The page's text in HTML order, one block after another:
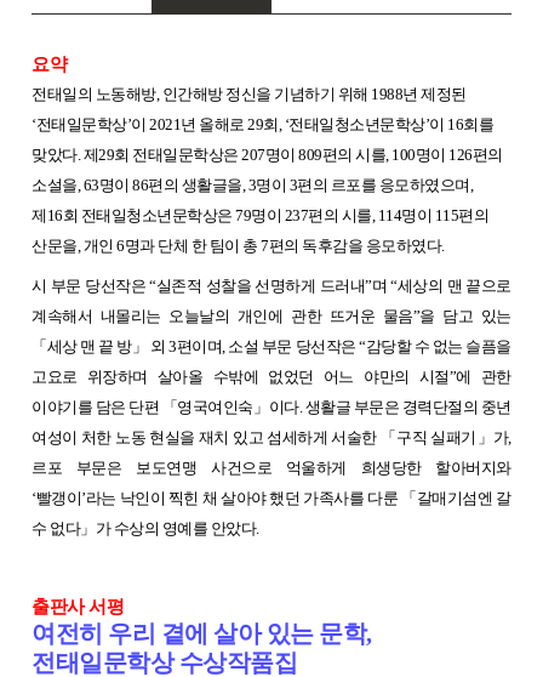
요약
전태일의 노동해방, 인간해방 정신을 기념하기 위해 1988년 제정된
‘전태일문학상’이 2021년 올해로 29회, ‘전태일청소년문학상’이 16회를
맞았다. 제29회 전태일문학상은 207명이 809편의 시를, 100명이 126편의
소설을, 63명이 86편의 생활글을, 3명이 3편의 르포를 응모하였으며,
제16회 전태일청소년문학상은 79명이 237편의 시를, 114명이 115편의
산문을, 개인 6명과 단체 한 팀이 총 7편의 독후감을 응모하였다.
시 부문 당선작은 “실존적 성찰을 선명하게 드러내”며 “세상의 맨 끝으로
계속해서 내몰리는 오늘날의 개인에 관한 뜨거운 물음”을 담고 있는
「세상 맨 끝 방」 외 3편이며, 소설 부문 당선작은 “감당할 수 없는 슬픔을
고요로 위장하며 살아올 수밖에 없었던 어느 야만의 시절”에 관한
이야기를 담은 단편 「영국여인숙」이다. 생활글 부문은 경력단절의 중년
여성이 처한 노동 현실을 재치 있고 섬세하게 서술한 「구직 실패기」가,
르포 부문은 보도연맹 사건으로 억울하게 희생당한 할아버지와
‘빨갱이’라는 낙인이 찍힌 채 살아야 했던 가족사를 다룬 「갈매기섬엔 갈
수 없다」가 수상의 영예를 안았다.
출판사 서평
여전히 우리 곁에 살아 있는 문학,
전태일문학상 수상작품집